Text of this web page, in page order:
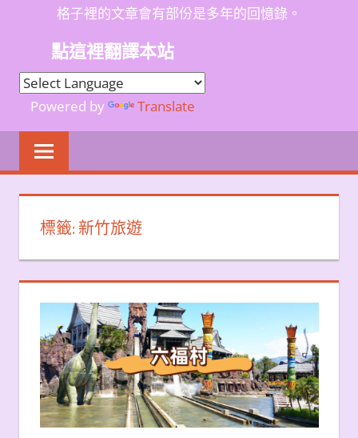
格子裡的文章會有部份是多年的回憶錄。
點這裡翻譯本站
Powered by Translate
標籤:新竹旅遊